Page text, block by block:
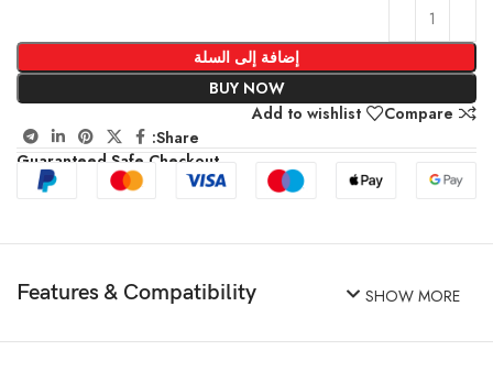
إضافة إلى السلة
BUY NOW
Compare
Add to wishlist
Share:
Guaranteed Safe Checkout
Features & Compatibility SHOW MORE